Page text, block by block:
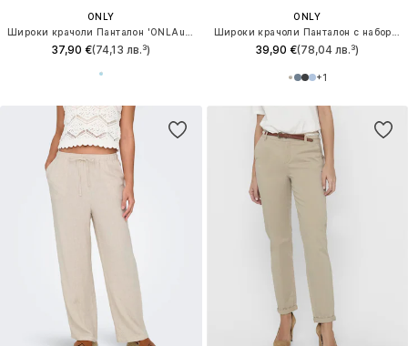
ONLY
37,90 €(74,13 лв.³)
ONLY
39,90 €(78,04 лв.³)
+1